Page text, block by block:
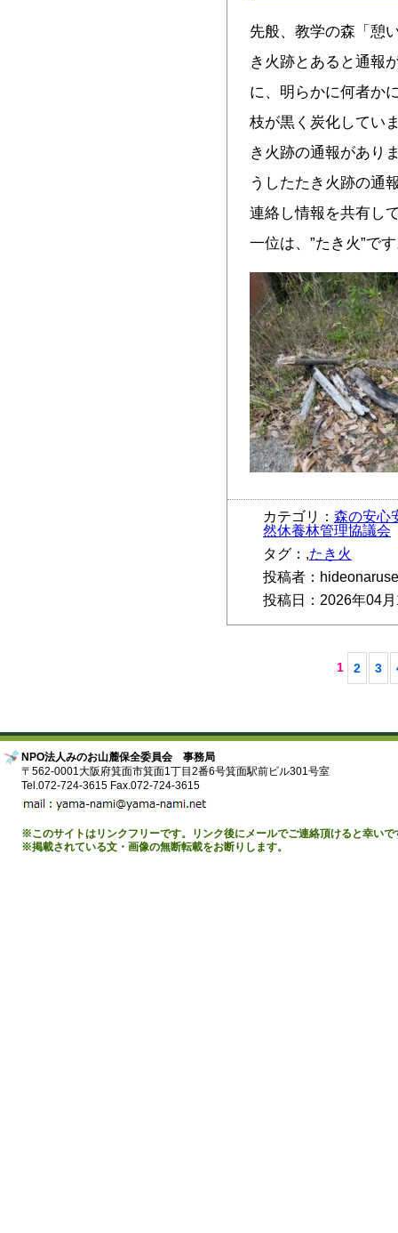
先般、教学の森「憩
き火跡とあると通報
に、明らかに何者か
枝が黒く炭化してい
き火跡の通報があり
うしたたき火跡の通
連絡し情報を共有し
一位は、”たき火”で
カテゴリ： 森の安心
然休養林管理協議会
タグ：,たき火
投稿者：hideonaruse
投稿日：2026年04
1 2 3
NPO法人みのお山麓保全委員会 事務局
〒562-0001大阪府箕面市箕面1丁目2番6号箕面駅前ビル301号室
Tel.072-724-3615 Fax.072-724-3615
※このサイトはリンクフリーです。リンク後にメールでご連絡頂けると幸いで
※掲載されている文・画像の無断転載をお断りします。